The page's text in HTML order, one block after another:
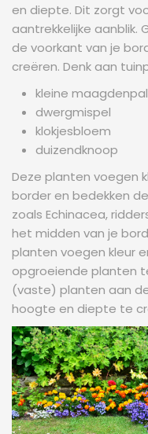
en diepte. Dit zorgt
aantrekkelijke aanblik.
de voorkant van je
creëren. Denk aan
kleine
dwergmispel
klokjesbloem
duizendknoop
Deze planten voegen
border en bedekken
zoals Echinacea,
het midden van je
planten voegen kleur
opgroeiende planten
(vaste) planten aan
hoogte en diepte te